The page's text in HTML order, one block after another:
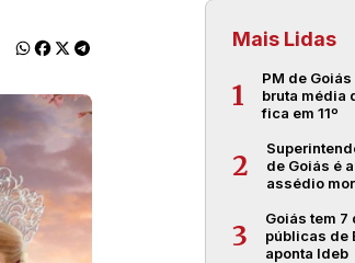
Mais Lidas
1
PM de
bruta média
fica em 11º
2
de Goiás é
assédio
3
Goiás tem
públicas de
aponta Ideb